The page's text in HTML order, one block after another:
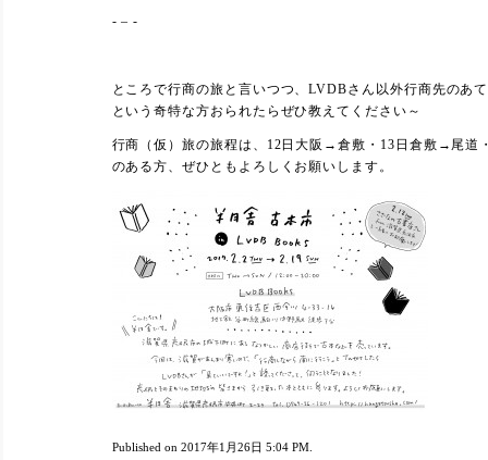
- – -
ところで行商の旅と言いつつ、LVDBさん以外行商先のあ
という奇特な方おられたらぜひ教えてください～
行商（仮）旅の旅程は、12日大阪→倉敷・13日倉敷→尾道
のある方、ぜひともよろしくお願いします。
Published on 2017年1月26日 5:04 PM.